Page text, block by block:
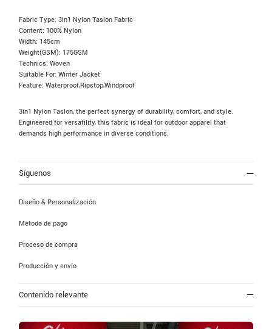
Fabric Type: 3in1 Nylon Taslon Fabric
Content: 100% Nylon
Width: 145cm
Weight(GSM): 175GSM
Technics: Woven
Suitable For: Winter Jacket
Feature: Waterproof,Ripstop,Windproof
3in1 Nylon Taslon, the perfect synergy of durability, comfort, and style.
Engineered for versatility, this fabric is ideal for outdoor apparel that
demands high performance in diverse conditions.
Síguenos
Diseño & Personalización
Método de pago
Proceso de compra
Producción y envío
Contenido relevante